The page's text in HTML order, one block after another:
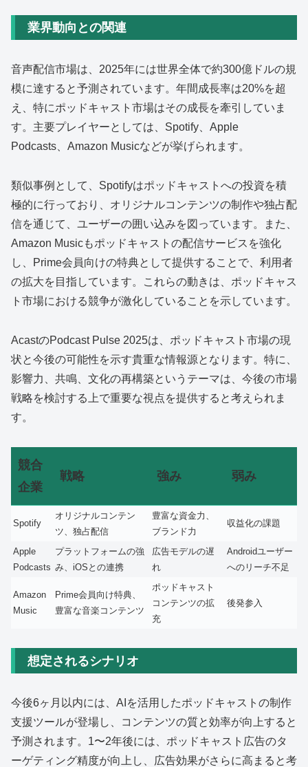
業界動向との関連
音声配信市場は、2025年には世界全体で約300億ドルの規
模に達すると予測されています。年間成長率は20%を超
え、特にポッドキャスト市場はその成長を牽引していま
す。主要プレイヤーとしては、Spotify、Apple
Podcasts、Amazon Musicなどが挙げられます。
類似事例として、Spotifyはポッドキャストへの投資を積
極的に行っており、オリジナルコンテンツの制作や独占配
信を通じて、ユーザーの囲い込みを図っています。また、
Amazon Musicもポッドキャストの配信サービスを強化
し、Prime会員向けの特典として提供することで、利用者
の拡大を目指しています。これらの動きは、ポッドキャス
ト市場における競争が激化していることを示しています。
AcastのPodcast Pulse 2025は、ポッドキャスト市場の現
状と今後の可能性を示す貴重な情報源となります。特に、
影響力、共鳴、文化の再構築というテーマは、今後の市場
戦略を検討する上で重要な視点を提供すると考えられま
す。
競合
企業
戦略 強み 弱み
Spotify
オリジナルコンテン
ツ、独占配信
豊富な資金力、
ブランド力
収益化の課題
Apple
Podcasts
プラットフォームの強
み、iOSとの連携
広告モデルの遅
れ
Androidユーザー
へのリーチ不足
Amazon
Music
Prime会員向け特典、
豊富な音楽コンテンツ
ポッドキャスト
コンテンツの拡
充
後発参入
想定されるシナリオ
今後6ヶ月以内には、AIを活用したポッドキャストの制作
支援ツールが登場し、コンテンツの質と効率が向上すると
予測されます。1〜2年後には、ポッドキャスト広告のタ
ーゲティング精度が向上し、広告効果がさらに高まると考